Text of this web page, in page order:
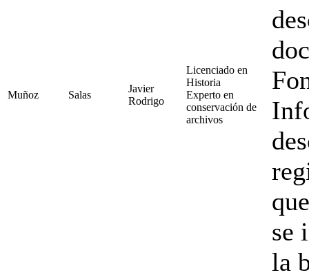
Muñoz Salas
Javier
Rodrigo
Licenciado en
Historia
Experto en
conservación de
archivos
se
la